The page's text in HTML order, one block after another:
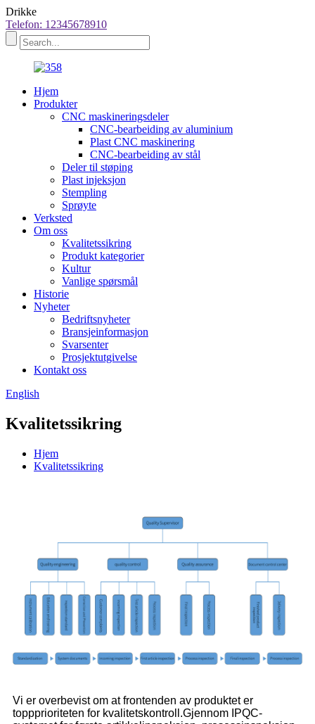
Drikke
Telefon: 12345678910
Hjem
Produkter
CNC maskineringsdeler
CNC-bearbeiding av aluminium
Plast CNC maskinering
CNC-bearbeiding av stål
Deler til støping
Plast injeksjon
Stempling
Sprøyte
Verksted
Om oss
Kvalitetssikring
Produkt kategorier
Kultur
Vanlige spørsmål
Historie
Nyheter
Bedriftsnyheter
Bransjeinformasjon
Svarsenter
Prosjektutgivelse
Kontakt oss
English
Kvalitetssikring
Hjem
Kvalitetssikring
Vi er overbevist om at frontenden av produktet er
toppprioriteten for kvalitetskontroll.Gjennom IPQC-